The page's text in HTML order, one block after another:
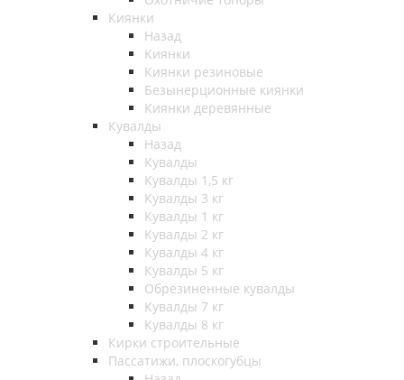
Киянки
Назад
Киянки
Киянки резиновые
Безынерционные киянки
Киянки деревянные
Кувалды
Назад
Кувалды
Кувалды 1,5 кг
Кувалды 3 кг
Кувалды 1 кг
Кувалды 2 кг
Кувалды 4 кг
Кувалды 5 кг
Обрезиненные кувалды
Кувалды 7 кг
Кувалды 8 кг
Кирки строительные
Пассатижи, плоскогубцы